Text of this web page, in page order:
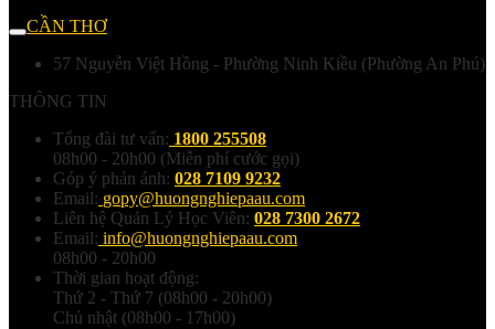
CẦN THƠ
57 Nguyễn Việt Hồng - Phường Ninh Kiều (Phường An Phú)
THÔNG TIN
Tổng đài tư vấn: 1800 255508
08h00 - 20h00 (Miễn phí cước gọi)
Góp ý phản ánh: 028 7109 9232
Email: gopy@huongnghiepaau.com
Liên hệ Quản Lý Học Viên: 028 7300 2672
Email: info@huongnghiepaau.com
08h00 - 20h00
Thời gian hoạt động:
Thứ 2 - Thứ 7 (08h00 - 20h00)
Chủ nhật (08h00 - 17h00)